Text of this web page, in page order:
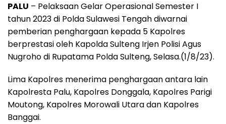
PALU – Pelaksaan Gelar Operasional Semester I
tahun 2023 di Polda Sulawesi Tengah diwarnai
pemberian penghargaan kepada 5 Kapolres
berprestasi oleh Kapolda Sulteng Irjen Polisi Agus
Nugroho di Rupatama Polda Sulteng, Selasa.(1/8/23).
Lima Kapolres menerima penghargaan antara lain
Kapolresta Palu, Kapolres Donggala, Kapolres Parigi
Moutong, Kapolres Morowali Utara dan Kapolres
Banggai.